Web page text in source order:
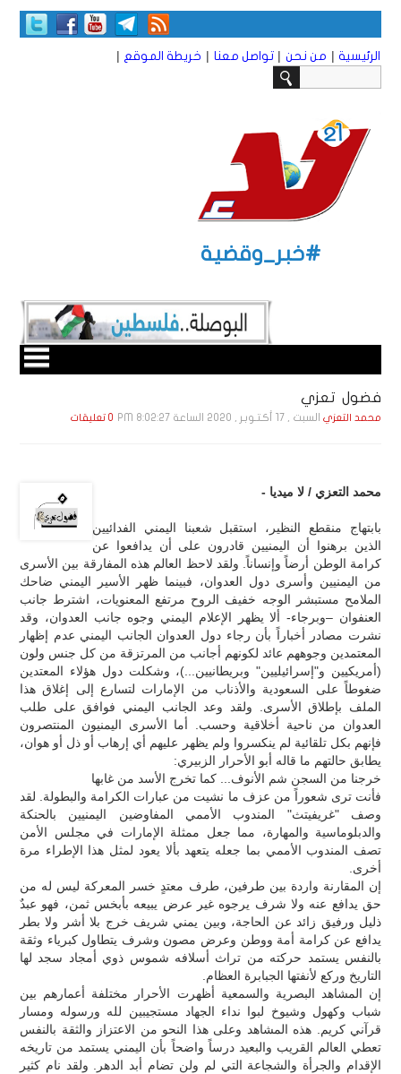
الرئيسية | من نحن | تواصل معنا | خريطة الموقع |
#خبر_وقضية
فضول تعزي
محمد التعزي السبت , 17 أكـتـوبـر , 2020 الساعة 8:02:27 PM 0 تعليقات
محمد التعزي / لا ميديا -
بابتهاج منقطع النظير، استقبل شعبنا اليمني الفدائيين
الذين برهنوا أن اليمنيين قادرون على أن يدافعوا عن
كرامة الوطن أرضاً وإنساناً. ولقد لاحظ العالم هذه المفارقة بين الأسرى
من اليمنيين وأسرى دول العدوان، فبينما ظهر الأسير اليمني ضاحك
الملامح مستبشر الوجه خفيف الروح مرتفع المعنويات، اشترط جانب
العنفوان –وبرجاء- ألا يظهر الإعلام اليمني وجوه جانب العدوان، وقد
نشرت مصادر أخباراً بأن رجاء دول العدوان الجانب اليمني عدم إظهار
المعتمدين وجوههم عائد لكونهم أجانب من المرتزقة من كل جنس ولون
(أمريكيين و"إسرائيليين" وبريطانيين...)، وشكلت دول هؤلاء المعتدين
ضغوطاً على السعودية والأذناب من الإمارات لتسارع إلى إغلاق هذا
الملف بإطلاق الأسرى. ولقد وعد الجانب اليمني فوافق على طلب
العدوان من ناحية أخلاقية وحسب. أما الأسرى اليمنيون المنتصرون
فإنهم بكل تلقائية لم ينكسروا ولم يظهر عليهم أي إرهاب أو ذل أو هوان،
يطابق حالتهم ما قاله أبو الأحرار الزبيري:
خرجنا من السجن شم الأنوف... كما تخرج الأسد من غابها
فأنت ترى شعوراً من عزف ما نشيت من عبارات الكرامة والبطولة. لقد
وصف "غريفيتث" المندوب الأممي المفاوضين اليمنيين بالحنكة
والدبلوماسية والمهارة، مما جعل ممثلة الإمارات في مجلس الأمن
تصف المندوب الأممي بما جعله يتعهد بألا يعود لمثل هذا الإطراء مرة
أخرى.
إن المقارنة واردة بين طرفين، طرف معتدٍ خسر المعركة ليس له من
حق يدافع عنه ولا شرف يرجوه غير عرض يبيعه بأبخس ثمن، فهو عبدٌ
ذليل ورفيق زائد عن الحاجة، وبين يمني شريف خرج بلا أشر ولا بطر
يدافع عن كرامة أمة ووطن وعرض مصون وشرف يتطاول كبرياء وثقة
بالنفس يستمد حركته من تراث أسلافه شموس ذوي أمجاد سجد لها
التاريخ وركع لأنفتها الجبابرة العظام.
إن المشاهد البصرية والسمعية أظهرت الأحرار مختلفة أعمارهم بين
شباب وكهول وشيوخ لبوا نداء الجهاد مستجيبين لله ورسوله ومسار
قرآني كريم. هذه المشاهد وعلى هذا النحو من الاعتزاز والثقة بالنفس
تعطي العالم القريب والبعيد درساً واضحاً بأن اليمني يستمد من تاريخه
الإقدام والجرأة والشجاعة التي لم ولن تضام أبد الدهر. ولقد نام كثير